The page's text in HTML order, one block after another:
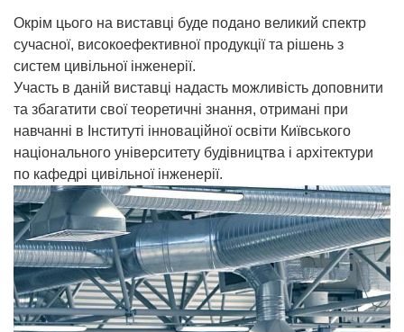
Окрім цього на виставці буде подано великий спектр
сучасної, високоефективної продукції та рішень з
систем цивільної інженерії.
Участь в даній виставці надасть можливість доповнити
та збагатити свої теоретичні знання, отримані при
навчанні в Інституті інноваційної освіти Київського
національного університету будівництва і архітектури
по кафедрі цивільної інженерії.